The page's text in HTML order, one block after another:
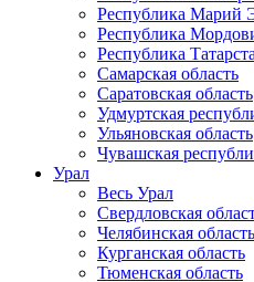
Республика Марий
Республика
Республика
Самарская область
Саратовская область
Удмуртская
Ульяновская область
Чувашская
Урал
Весь Урал
Свердловская
Челябинская область
Курганская область
Тюменская область